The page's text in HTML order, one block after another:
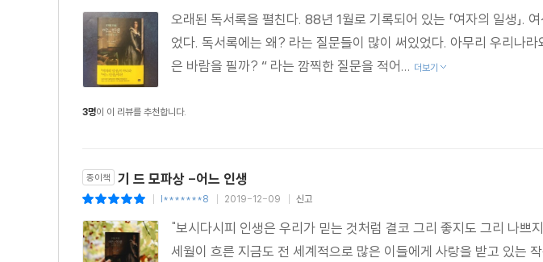
“혜성처럼 문학의 삶에 들어와 벼락처럼 떠난” 모파상은 불과 10년이라는 짧은 문단
전신마비증세 등의 지독한 고통을 겪으면서도 집요할 정도로 작품 집필에 매달렸다.
걸으려는 이들은 모파상을 피해 돌아가거나 다른 길로 갈 수밖에 없다고 말했다. 콩쿠
본능적으로 삶의 세밀한 디테일을 발견해 내는 경이로운 예술가, 군더더기 하나 없이
걸맞게 100년이 훌쩍 지난 지금에 읽어도 그의 작품은 명작으로 손색이 없다.
모파상의 첫 장편소설 『여자의 일생』에 덧붙은 부제는 ‘초라한 진실’이다. 모파상은 한
것이다. 이 소설이 특정 시대 여성의 사회적 조건이 아니라, 시대를 초월하는, 인간의 삶
이 여자의 일생을’이라기보다는, ‘보라, 이것이 인생이다’인 셈이다.
모파상은 자신이 창조한 세계 속 인물들을 가만히 응시한다. 섣불리 비난하지도 않고 성
것은 인간의 낮과 밤을 관찰하는 것과도 같다. 인간이 어떤 존재인지 알고 싶다면 모파상
오래된 독서록을 펼친다. 88년 1월로 기록되어 있는 「여자의 일생」
었다. 독서록에는 왜? 라는 질문들이 많이 써있었다. 아무리 우리나
은 바람을 필까? “ 라는 깜찍한 질문을 적어... 더보기
3명이 이 리뷰를 추천합니다.
종이책 기 드 모파상 -어느 인생
l*******8 2019-12-09 신고
"보시다시피 인생은 우리가 믿는 것처럼 결코 그리 좋지도 그리 나
세월이 흐른 지금도 전 세계적으로 많은 이들에게 사랑을 받고 있는